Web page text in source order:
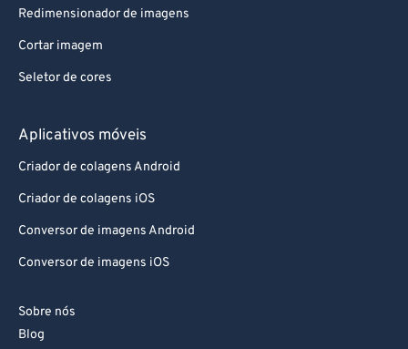
Redimensionador de imagens
Cortar imagem
Seletor de cores
Aplicativos móveis
Criador de colagens Android
Criador de colagens iOS
Conversor de imagens Android
Conversor de imagens iOS
Sobre nós
Blog